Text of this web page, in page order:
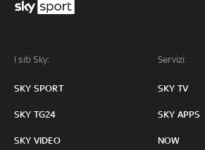
I siti Sky:
SKY SPORT
SKY TG24
SKY VIDEO
Servizi:
SKY TV
SKY APPS
NOW